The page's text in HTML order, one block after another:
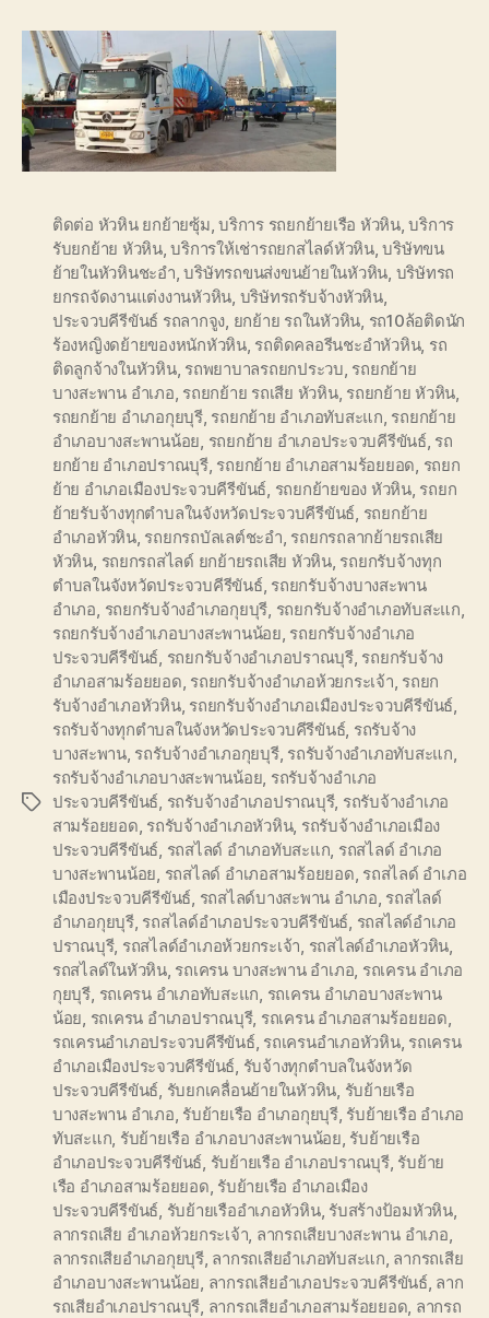
Tags
ติดต่อ หัวหิน ยกย้ายซุ้ม ,บริการ รถยกย้ายเรือ หัวหิน,บริการ
รับยกย้าย หัวหิน,บริการให้เช่ารถยกสไลด์หัวหิน,บริษัทขน
ย้ายในหัวหินชะอำ ,บริษัทรถขนส่งขนย้ายในหัวหิน บริษัทรถ
ยกรถจัดงานแต่งงานหัวหิน บริษัทรถรับจ้างหัวหิน,
ประจวบคีรีขันธ์ รถลากจูง ยกย้าย รถในหัวหิน รถ10ล้อติดนัก
ร้องหญิงดย้ายของหนักหัวหิน, รถติดคลอรีนชะอำหัวหิน, รถ
ติดลูกจ้างในหัวหิน, รถพยาบาลรถยกประวบ รถยกย้าย
บางสะพาน อำเภอ รถยกย้าย รถเสีย หัวหิน, รถยกย้าย หัวหิน
รถยกย้าย อำเภอกุยบุรี, รถยกย้าย อำเภอทับสะแก รถยกย้าย
อำเภอบางสะพานน้อย รถยกย้าย อำเภอประจวบคีรีขันธ์, รถ
ยกย้าย อำเภอปราณบุรี, รถยกย้าย อำเภอสามร้อยยอด รถยก
ย้าย อำเภอเมืองประจวบคีรีขันธ์ รถยกย้ายของ หัวหิน, รถยก
ย้ายรับจ้างทุกตำบลในจังหวัดประจวบคีรีขันธ์ รถยกย้าย
อำเภอหัวหิน, รถยกรถบัลเลต์ชะอำ รถยกรถลากย้ายรถเสีย
หัวหิน รถยกรถสไลด์ ยกย้ายรถเสีย หัวหิน, รถยกรับจ้างทุก
ตำบลในจังหวัดประจวบคีรีขันธ์, รถยกรับจ้างบางสะพาน
อำเภอ รถยกรับจ้างอำเภอกุยบุรี รถยกรับจ้างอำเภอทับสะแก
รถยกรับจ้างอำเภอบางสะพานน้อย รถยกรับจ้างอำเภอ
ประจวบคีรีขันธ์ รถยกรับจ้างอำเภอปราณบุรี, รถยกรับจ้าง
อำเภอสามร้อยยอด รถยกรับจ้างอำเภอห้วยกระเจ้า รถยก
รับจ้างอำเภอหัวหิน, รถยกรับจ้างอำเภอเมืองประจวบคีรีขันธ์
รถรับจ้างทุกตำบลในจังหวัดประจวบคีรีขันธ์, รถรับจ้าง
บางสะพาน, รถรับจ้างอำเภอกุยบุรี, รถรับจ้างอำเภอทับสะแก
รถรับจ้างอำเภอบางสะพานน้อย รถรับจ้างอำเภอ
ประจวบคีรีขันธ์ รถรับจ้างอำเภอปราณบุรี, รถรับจ้างอำเภอ
สามร้อยยอด รถรับจ้างอำเภอหัวหิน, รถรับจ้างอำเภอเมือง
ประจวบคีรีขันธ์ รถสไลด์ อำเภอทับสะแก รถสไลด์ อำเภอ
บางสะพานน้อย รถสไลด์ อำเภอสามร้อยยอด รถสไลด์ อำเภอ
เมืองประจวบคีรีขันธ์ รถสไลด์บางสะพาน อำเภอ รถสไลด์
อำเภอกุยบุรี, รถสไลด์อำเภอประจวบคีรีขันธ์ รถสไลด์อำเภอ
ปราณบุรี, รถสไลด์อำเภอห้วยกระเจ้า รถสไลด์อำเภอหัวหิน
รถสไลด์ในหัวหิน, รถเครน บางสะพาน อำเภอ รถเครน อำเภอ
กุยบุรี รถเครน อำเภอทับสะแก รถเครน อำเภอบางสะพาน
น้อย รถเครน อำเภอปราณบุรี, รถเครน อำเภอสามร้อยยอด
รถเครนอำเภอประจวบคีรีขันธ์, รถเครนอำเภอหัวหิน, รถเครน
อำเภอเมืองประจวบคีรีขันธ์ รับจ้างทุกตำบลในจังหวัด
ประจวบคีรีขันธ์ รับยกเคลื่อนย้ายในหัวหิน รับย้ายเรือ
บางสะพาน อำเภอ รับย้ายเรือ อำเภอกุยบุรี, รับย้ายเรือ อำเภอ
ทับสะแก รับย้ายเรือ อำเภอบางสะพานน้อย รับย้ายเรือ
อำเภอประจวบคีรีขันธ์ รับย้ายเรือ อำเภอปราณบุรี, รับย้าย
เรือ อำเภอสามร้อยยอด รับย้ายเรือ อำเภอเมือง
ประจวบคีรีขันธ์ รับย้ายเรืออำเภอหัวหิน, รับสร้างป้อมหัวหิน,
ลากรถเสีย อำเภอห้วยกระเจ้า ลากรถเสียบางสะพาน อำเภอ
ลากรถเสียอำเภอกุยบุรี, ลากรถเสียอำเภอทับสะแก ลากรถเสีย
อำเภอบางสะพานน้อย ลากรถเสียอำเภอประจวบคีรีขันธ์, ลาก
รถเสียอำเภอปราณบุรี ลากรถเสียอำเภอสามร้อยยอด ลากรถ